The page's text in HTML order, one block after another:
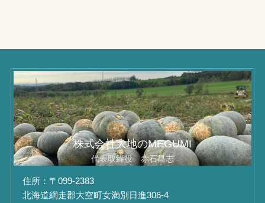
株式会社大地のMEGUMI
代表取締役 赤石昌志
住所：〒099-2383
北海道網走郡大空町女満別日進306-4